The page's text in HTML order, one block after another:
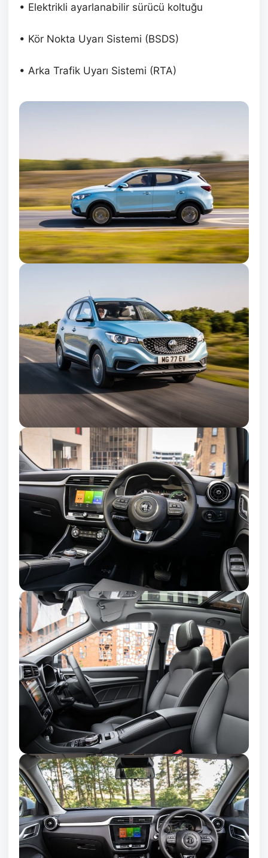
• Elektrikli ayarlanabilir sürücü koltuğu
• Kör Nokta Uyarı Sistemi (BSDS)
• Arka Trafik Uyarı Sistemi (RTA)